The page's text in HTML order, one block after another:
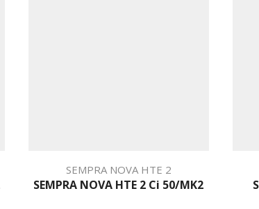
SEMPRA NOVA HTE 2
SEMPRA NOVA HTE 2 Ci 50/MK2